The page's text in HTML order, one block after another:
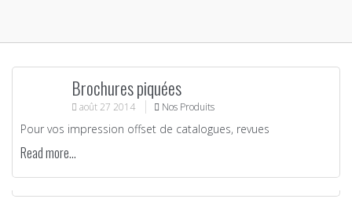
Brochures piquées
août 27 2014 Nos Produits
Pour vos impression offset de catalogues, revues
Read more...